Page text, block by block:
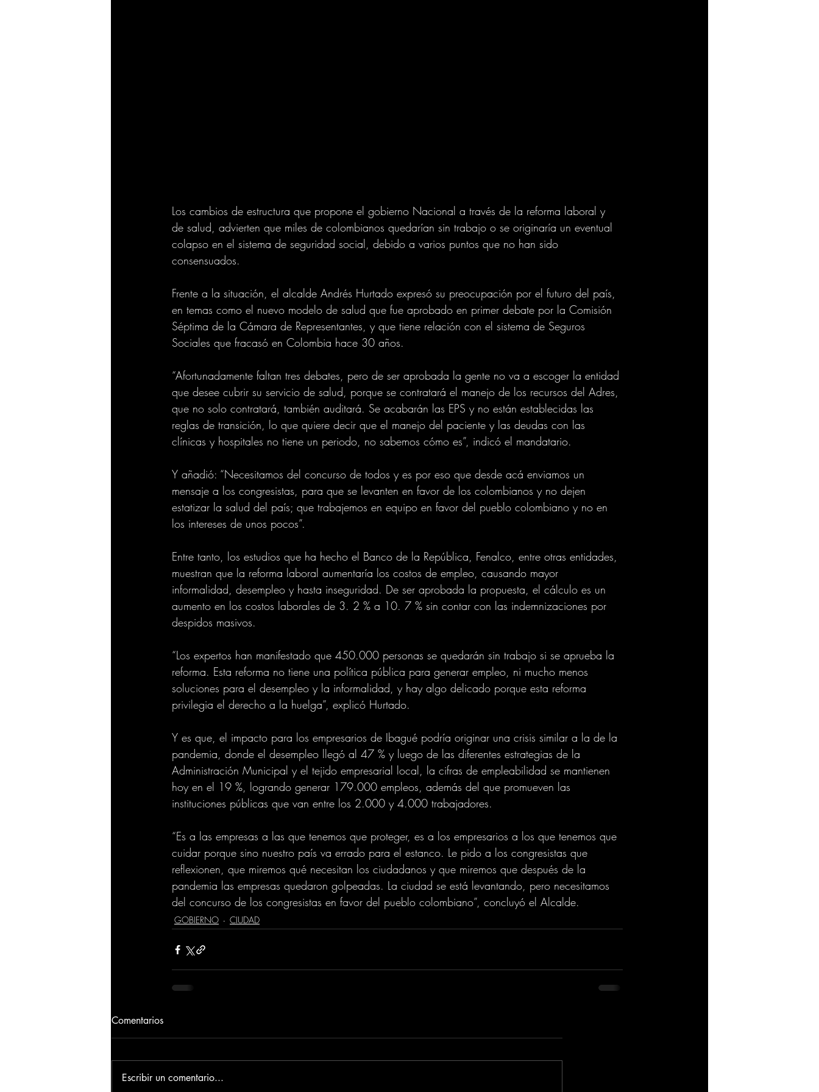
Los cambios de estructura que propone el gobierno Nacional a través de la reforma laboral y
de salud, advierten que miles de colombianos quedarían sin trabajo o se originaría un eventual
colapso en el sistema de seguridad social, debido a varios puntos que no han sido
consensuados.
Frente a la situación, el alcalde Andrés Hurtado expresó su preocupación por el futuro del país,
en temas como el nuevo modelo de salud que fue aprobado en primer debate por la Comisión
Séptima de la Cámara de Representantes, y que tiene relación con el sistema de Seguros
Sociales que fracasó en Colombia hace 30 años.
“Afortunadamente faltan tres debates, pero de ser aprobada la gente no va a escoger la entidad
que desee cubrir su servicio de salud, porque se contratará el manejo de los recursos del Adres,
que no solo contratará, también auditará. Se acabarán las EPS y no están establecidas las
reglas de transición, lo que quiere decir que el manejo del paciente y las deudas con las
clínicas y hospitales no tiene un periodo, no sabemos cómo es”, indicó el mandatario.
Y añadió: “Necesitamos del concurso de todos y es por eso que desde acá enviamos un
mensaje a los congresistas, para que se levanten en favor de los colombianos y no dejen
estatizar la salud del país; que trabajemos en equipo en favor del pueblo colombiano y no en
los intereses de unos pocos”.
Entre tanto, los estudios que ha hecho el Banco de la República, Fenalco, entre otras entidades,
muestran que la reforma laboral aumentaría los costos de empleo, causando mayor
informalidad, desempleo y hasta inseguridad. De ser aprobada la propuesta, el cálculo es un
aumento en los costos laborales de 3. 2 % a 10. 7 % sin contar con las indemnizaciones por
despidos masivos.
“Los expertos han manifestado que 450.000 personas se quedarán sin trabajo si se aprueba la
reforma. Esta reforma no tiene una política pública para generar empleo, ni mucho menos
soluciones para el desempleo y la informalidad, y hay algo delicado porque esta reforma
privilegia el derecho a la huelga”, explicó Hurtado.
Y es que, el impacto para los empresarios de Ibagué podría originar una crisis similar a la de la
pandemia, donde el desempleo llegó al 47 % y luego de las diferentes estrategias de la
Administración Municipal y el tejido empresarial local, la cifras de empleabilidad se mantienen
hoy en el 19 %, logrando generar 179.000 empleos, además del que promueven las
instituciones públicas que van entre los 2.000 y 4.000 trabajadores.
“Es a las empresas a las que tenemos que proteger, es a los empresarios a los que tenemos que
cuidar porque sino nuestro país va errado para el estanco. Le pido a los congresistas que
reflexionen, que miremos qué necesitan los ciudadanos y que miremos que después de la
pandemia las empresas quedaron golpeadas. La ciudad se está levantando, pero necesitamos
del concurso de los congresistas en favor del pueblo colombiano”, concluyó el Alcalde.
GOBIERNO CIUDAD
Comentarios
Escribir un comentario...